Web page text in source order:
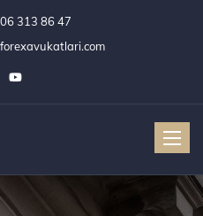
313 86 47